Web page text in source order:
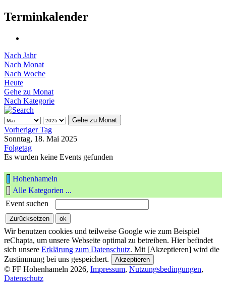
Terminkalender
Nach Jahr
Nach Monat
Nach Woche
Heute
Gehe zu Monat
Nach Kategorie
Gehe zu Monat
Vorheriger Tag
Sonntag, 18. Mai 2025
Folgetag
Es wurden keine Events gefunden
Hohenhameln
Alle Kategorien ...
Event suchen
Wir benutzen cookies und teilweise Google wie zum Beispiel
reChapta, um unsere Webseite optimal zu betreiben. Hier befindet
sich unsere Erklärung zum Datenschutz. Mit [Akzeptieren] wird die
Zustimmung bei uns gespeichert.
Akzeptieren
© FF Hohenhameln 2026, Impressum, Nutzungsbedingungen,
Datenschutz